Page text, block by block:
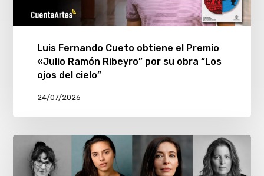
Luis Fernando Cueto obtiene el Premio
«Julio Ramón Ribeyro” por su obra “Los
ojos del cielo”
24/07/2026